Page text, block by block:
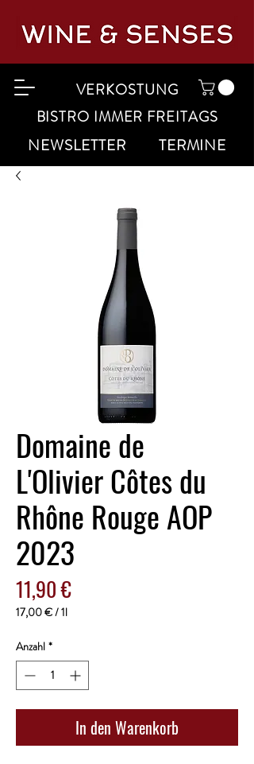
VERKOSTUNG
BISTRO IMMER FREITAGS
NEWSLETTER TERMINE
Domaine de
L'Olivier Côtes du
Rhône Rouge AOP
2023
11,90 €Preis
17,00 €/1l
pro
1
Liter
Anzahl *
In den Warenkorb